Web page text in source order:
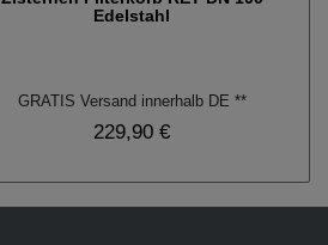
Edelstahl
GRATIS Versand innerhalb DE **
229,90 €